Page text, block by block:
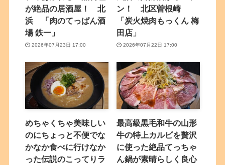
が絶品の居酒屋！ 北
浜 「肉のてっぱん酒
場 鉄一」
2026年07月23日 17:00
ン！ 北区曽根崎
「炭火焼肉もっくん 梅
田店」
2026年07月22日 17:00
めちゃくちゃ美味しい
のにちょっと不便でな
かなか食べに行けなか
った伝説のこってりラ
最高級黒毛和牛の山形
牛の特上カルビを贅沢
に使った絶品てっちゃ
ん鍋が素晴らしく良心